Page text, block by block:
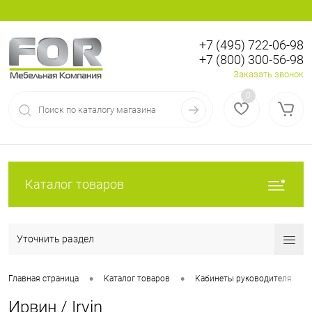
Регистрация
+7 (495) 722-06-98
+7 (800) 300-56-98
Заказать звонок
0
Каталог товаров
Уточнить раздел
Главная страница • Каталог товаров • Кабинеты руководителя
Ирвин / Irvin